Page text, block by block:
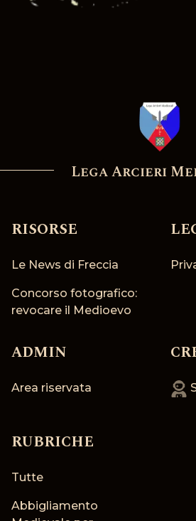
Lega Arcieri
RISORSE
Le News di Freccia
Concorso fotografico:
revocare il Medioevo
ADMIN
Area riservata
RUBRICHE
Tutte
Abbigliamento